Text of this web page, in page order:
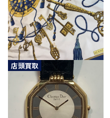
店頭買取